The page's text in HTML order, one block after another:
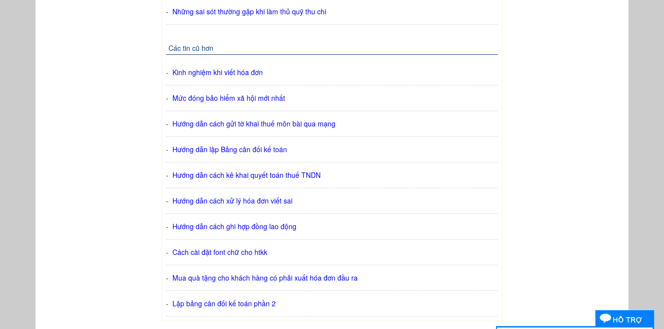
- Những sai sót thường gặp khi làm thủ quỹ thu chi
Các tin cũ hơn
- Kinh nghiệm khi viết hóa đơn
- Mức đóng bảo hiểm xã hội mới nhất
- Hướng dẫn cách gửi tờ khai thuế môn bài qua mạng
- Hướng dẫn lập Bảng cân đối kế toán
- Hướng dẫn cách kê khai quyết toán thuế TNDN
- Hướng dẫn cách xử lý hóa đơn viết sai
- Hướng dẫn cách ghi hợp đồng lao động
- Cách cài đặt font chữ cho htkk
- Mua quà tặng cho khách hàng có phải xuất hóa đơn đầu ra
- Lập bảng cân đối kế toán phần 2